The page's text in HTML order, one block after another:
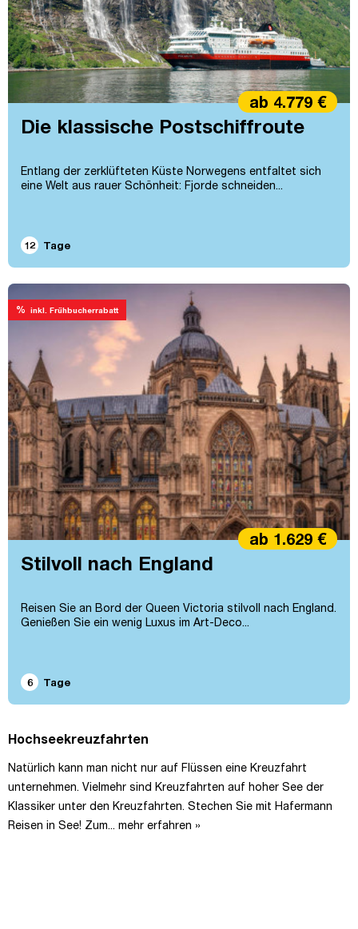
Die klassische Postschiffroute
Entlang der zerklüfteten Küste Norwegens entfaltet sich
eine Welt aus rauer Schönheit: Fjorde schneiden...
ab 4.779 €
12 Tage
% inkl. Frühbucherrabatt
Stilvoll nach England
Reisen Sie an Bord der Queen Victoria stilvoll nach England.
Genießen Sie ein wenig Luxus im Art-Deco...
ab 1.629 €
6 Tage
Hochseekreuzfahrten
Natürlich kann man nicht nur auf Flüssen eine Kreuzfahrt
unternehmen. Vielmehr sind Kreuzfahrten auf hoher See der
Klassiker unter den Kreuzfahrten. Stechen Sie mit Hafermann
Reisen in See! Zum... mehr erfahren »